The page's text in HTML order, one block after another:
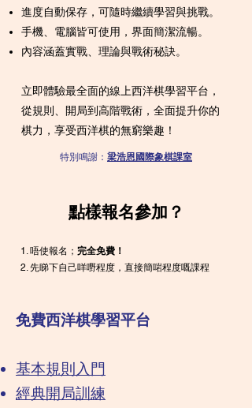
進度自動保存，可隨時繼續學習與挑戰。
手機、電腦皆可使用，界面簡潔流暢。
內容涵蓋實戰、理論與戰術秘訣。
立即體驗最全面的線上西洋棋學習平台，
從規則、開局到高階戰術，全面提升你的
棋力，享受西洋棋的無窮樂趣！
特別鳴謝：​ 梁浩恩國際象棋課室
點樣報名參加？
唔使報名； 完全免費！
先睇下自己咩嘢程度，直接簡啱程度嘅課程
免費西洋棋學習平台
基本規則入門
經典開局訓練